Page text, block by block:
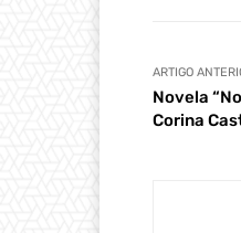
ARTIGO
Novela
Corina